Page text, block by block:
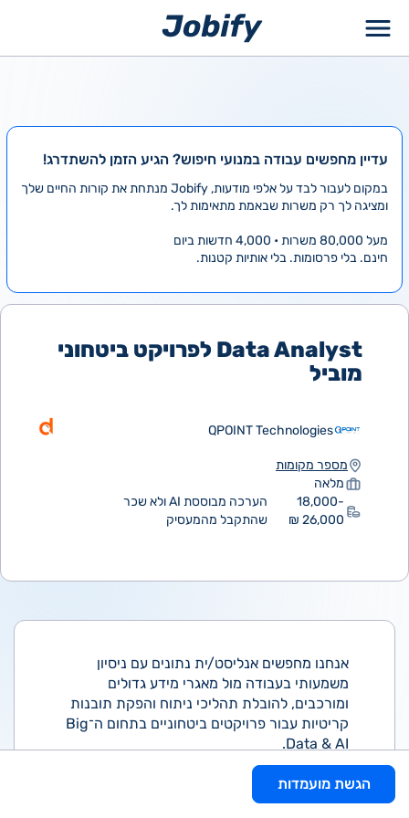
עדיין מחפשים עבודה במנועי חיפוש? הגיע הזמן להשתדרג!
במקום לעבור לבד על אלפי מודעות, Jobify מנתחת את קורות החיים שלך
ומציגה לך רק משרות שבאמת מתאימות לך.
מעל 80,000 משרות • 4,000 חדשות ביום
חינם. בלי פרסומות. בלי אותיות קטנות.
Data Analyst לפרויקט ביטחוני
מוביל
QPOINT Technologies
מספר מקומות
מלאה
18,000-
26,000 ₪
הערכה מבוססת AI ולא שכר
שהתקבל מהמעסיק
אנחנו מחפשים אנליסט/ית נתונים עם ניסיון
משמעותי בעבודה מול מאגרי מידע גדולים
ומורכבים, להובלת תהליכי ניתוח והפקת תובנות
קריטיות עבור פרויקטים ביטחוניים בתחום ה־Big
Data & AI.
התפקיד כולל:
והפיכתם לתובנות עסקיות ואסטרטגיות.
הגשת מועמדות